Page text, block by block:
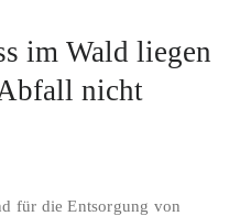
im Wald liegen
nicht
für die Entsorgung von